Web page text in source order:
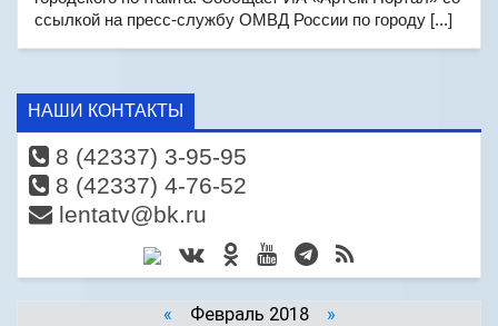
ссылкой на пресс-службу ОМВД России по городу [...]
НАШИ КОНТАКТЫ
8 (42337) 3-95-95
8 (42337) 4-76-52
lentatv@bk.ru
« Февраль 2018 »